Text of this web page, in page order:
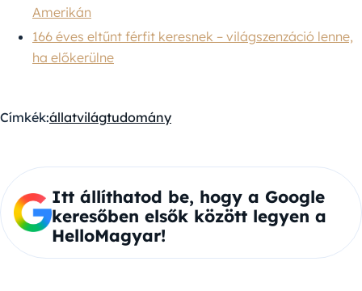
Amerikán
166 éves eltűnt férfit keresnek – világszenzáció lenne,
ha előkerülne
Címkék:állatvilágtudomány
Itt állíthatod be, hogy a Google
keresőben elsők között legyen a
HelloMagyar!